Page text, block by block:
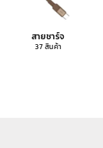
สายชาร์จ
37 สินค้า